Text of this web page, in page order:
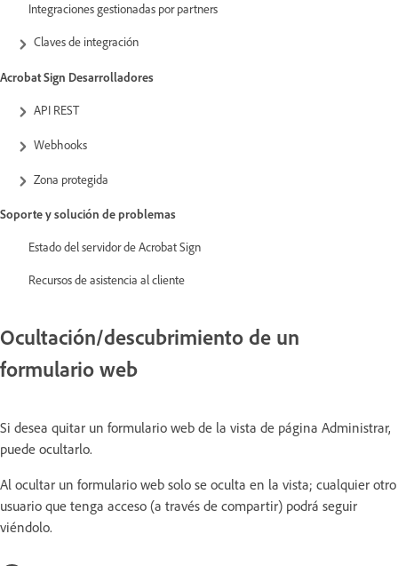
Integraciones gestionadas por partners
Claves de integración
Acrobat Sign Desarrolladores
API REST
Webhooks
Zona protegida
Soporte y solución de problemas
Estado del servidor de Acrobat Sign
Recursos de asistencia al cliente
Ocultación/descubrimiento de un
formulario web
Si desea quitar un formulario web de la vista de página Administrar,
puede ocultarlo.
Al ocultar un formulario web solo se oculta en la vista; cualquier otro
usuario que tenga acceso (a través de compartir) podrá seguir
viéndolo.